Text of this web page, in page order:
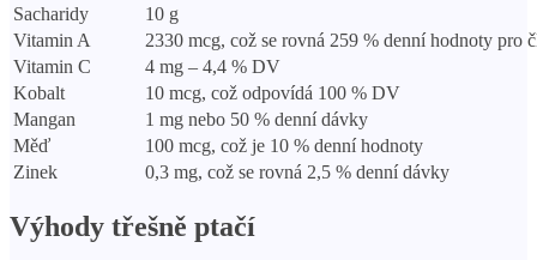
Sacharidy
10 g
Vitamin A
2330 mcg, což se rovná 259 % denní hodnoty pro
Vitamin C
4 mg – 4,4 % DV
Kobalt
10 mcg, což odpovídá 100 % DV
Mangan
1 mg nebo 50 % denní dávky
Měď
100 mcg, což je 10 % denní hodnoty
Zinek
0,3 mg, což se rovná 2,5 % denní dávky
Výhody třešně ptačí